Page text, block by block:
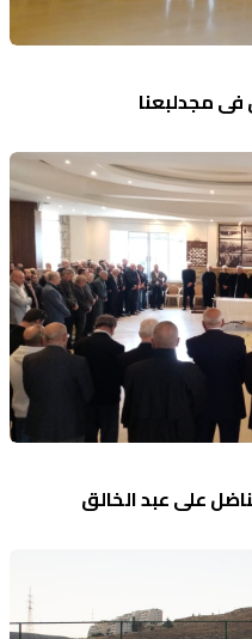
مجدلبعنا
علي عبد الخالق